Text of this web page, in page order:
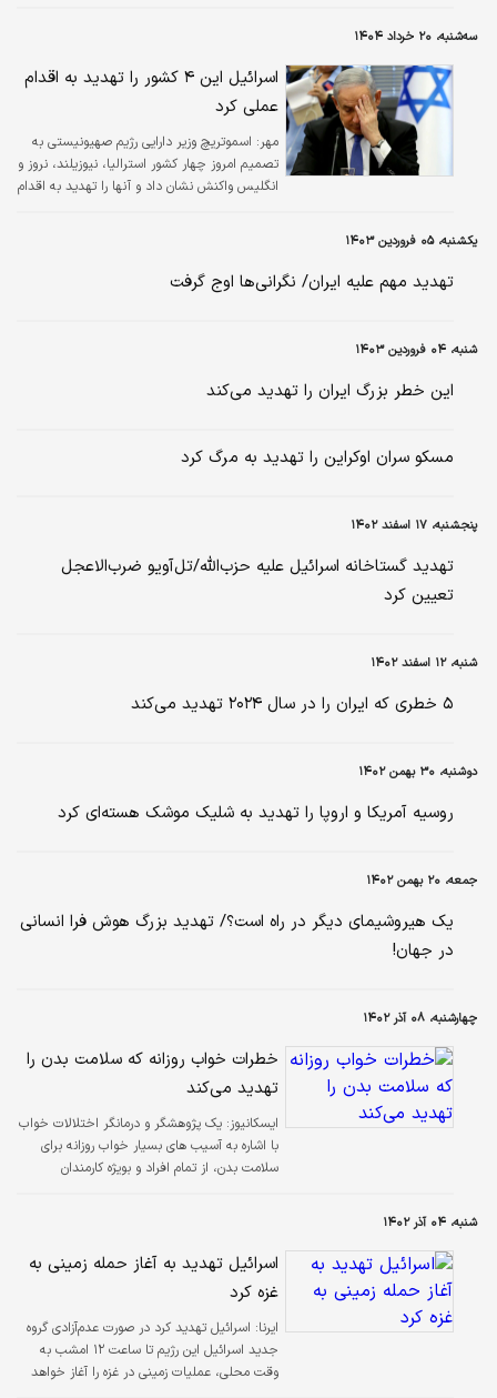
سه‌شنبه، ۲۰ خرداد ۱۴۰۴
اسرائیل این ۴ کشور را تهدید به اقدام
عملی کرد
مهر: اسموتریچ وزیر دارایی رژیم صهیونیستی به
تصمیم امروز چهار کشور استرالیا، نیوزیلند، نروز و
انگلیس واکنش نشان داد و آنها را تهدید به اقدام
یکشنبه، ۰۵ فروردین ۱۴۰۳
تهدید مهم علیه ایران/ نگرانی‌ها اوج گرفت
شنبه، ۰۴ فروردین ۱۴۰۳
این خطر بزرگ ایران را تهدید می‌کند
مسکو سران اوکراین را تهدید به مرگ کرد
پنجشنبه، ۱۷ اسفند ۱۴۰۲
تهدید گستاخانه اسرائیل علیه حزب‌الله/تل‌آویو ضرب‌الاعجل
تعیین کرد
شنبه، ۱۲ اسفند ۱۴۰۲
۵ خطری که ایران را در سال ۲۰۲۴ تهدید می‌کند
دوشنبه، ۳۰ بهمن ۱۴۰۲
روسیه آمریکا و اروپا را تهدید به شلیک موشک هسته‌ای کرد
جمعه، ۲۰ بهمن ۱۴۰۲
یک هیروشیمای دیگر در راه است؟/ تهدید بزرگ هوش فرا انسانی
در جهان!
چهارشنبه، ۰۸ آذر ۱۴۰۲
خطرات خواب روزانه که سلامت بدن را
تهدید می‌کند
ایسکانیوز: یک پژوهشگر و درمانگر اختلالات خواب
با اشاره به آسیب های بسیار خواب روزانه برای
سلامت بدن، از تمام افراد و بویژه کارمندان
شنبه، ۰۴ آذر ۱۴۰۲
اسرائیل تهدید به آغاز حمله زمینی به
غزه کرد
ایرنا: اسرائیل تهدید کرد در صورت عدم‌آزادی گروه
جدید اسرائیل این رژیم تا ساعت ۱۲ امشب به
وقت محلی، عملیات زمینی در غزه را آغاز خواهد